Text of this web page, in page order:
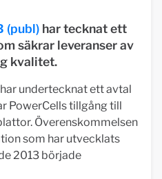
(publ) har tecknat ett
säkrar leveranser av
kvalitet.
undertecknat ett avtal
PowerCells tillgång till
Överenskommelsen
som har utvecklats
2013 började